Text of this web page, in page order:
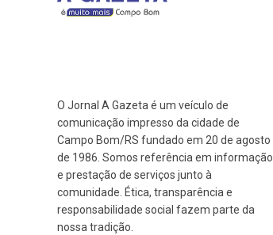
O Jornal A Gazeta é um veículo de
comunicação impresso da cidade de
Campo Bom/RS fundado em 20 de agosto
de 1986. Somos referência em informação
e prestação de serviços junto à
comunidade. Ética, transparência e
responsabilidade social fazem parte da
nossa tradição.